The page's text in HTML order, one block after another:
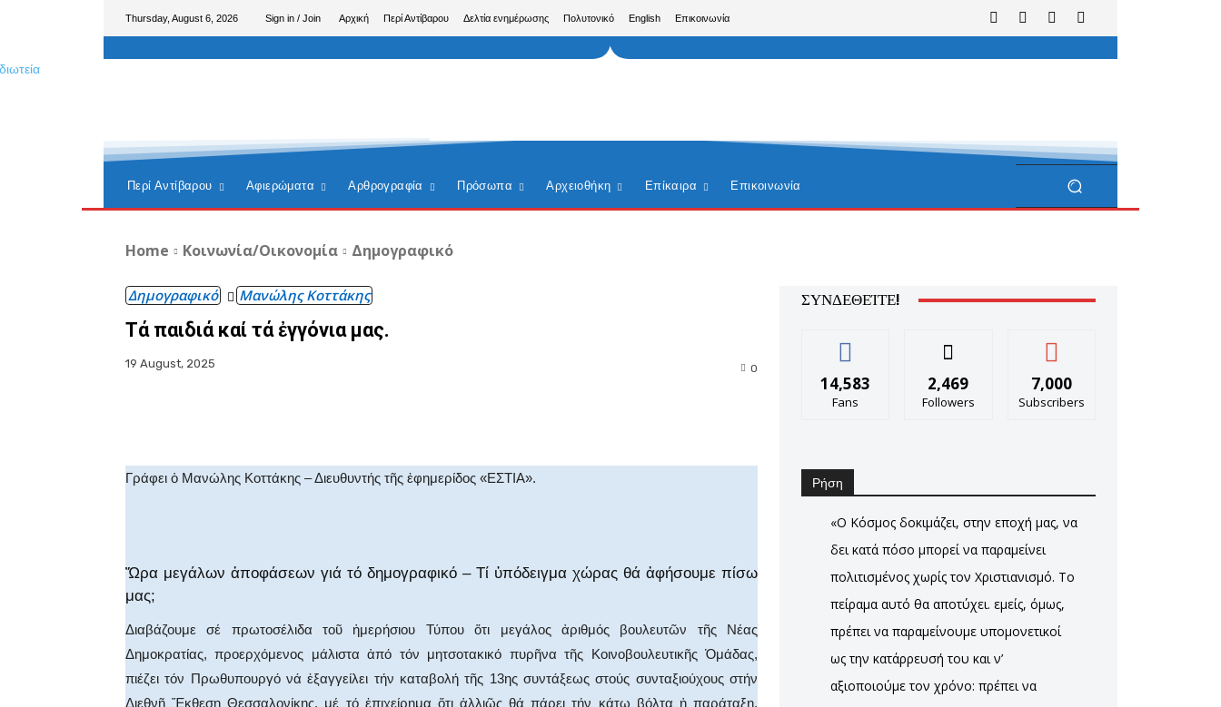
Thursday, August 6, 2026 Sign in / Join Αρχική Περί Αντίβαρου Δελτία ενημέρωσης Πολυτονικό English Επικοινωνία
Περί Αντίβαρου Αφιερώματα Αρθρογραφία Πρόσωπα Αρχειοθήκη Επίκαιρα Επικοινωνία
Home Κοινωνία/Οικονομία Δημογραφικό
Δημογραφικό Μανώλης Κοττάκης
Τά παιδιά καί τά ἐγγόνια μας.
19 August, 2025 0
Γράφει ὁ Μανώλης Κοττάκης – Διευθυντής τῆς ἐφημερίδος «ΕΣΤΙΑ».
Ὥρα μεγάλων ἀποφάσεων γιά τό δημογραφικό – Τί ὑπόδειγμα χώρας θά ἀφήσουμε πίσω
μας;
Διαβάζουμε σέ πρωτοσέλιδα τοῦ ἡμερήσιου Τύπου ὅτι μεγάλος ἀριθμός βουλευτῶν τῆς Νέας
Δημοκρατίας, προερχόμενος μάλιστα ἀπό τόν μητσοτακικό πυρῆνα τῆς Κοινοβουλευτικῆς Ὁμάδας,
πιέζει τόν Πρωθυπουργό νά ἐξαγγείλει τήν καταβολή τῆς 13ης συντάξεως στούς συνταξιούχους στήν
Διεθνῆ Ἔκθεση Θεσσαλονίκης, μέ τό ἐπιχείρημα ὅτι ἀλλιῶς θά πάρει τήν κάτω βόλτα ἡ παράταξη.
ΣΥΝΔΕΘΕΊΤΕ!
14,583
Fans
2,469
Followers
7,000
Subscribers
Ρήση
«Ο Κόσμος δοκιμάζει, στην εποχή μας, να
δει κατά πόσο μπορεί να παραμείνει
πολιτισμένος χωρίς τον Χριστιανισμό. Το
πείραμα αυτό θα αποτύχει. εμείς, όμως,
πρέπει να παραμείνουμε υπομονετικοί
ως την κατάρρευσή του και ν’
αξιοποιούμε τον χρόνο: πρέπει να